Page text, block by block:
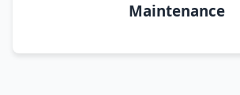
Maintenance